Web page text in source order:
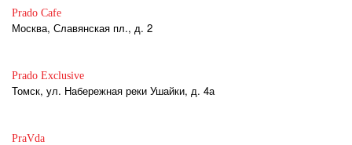
Prado Cafe
Москва, Славянская пл., д. 2
Prado Exclusive
Томск, ул. Набережная реки Ушайки, д. 4а
PraVda